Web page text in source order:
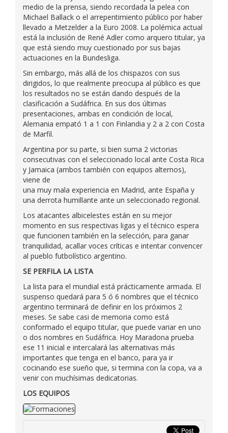
medio de la prensa, siendo recordada la pelea con
Michael Ballack o el arrepentimiento público por haber
llevado a Metzelder a la Euro 2008. La polémica actual
está la inclusión de René Adler como arquero titular, ya
que está siendo muy cuestionado por sus bajas
actuaciones en la Bundesliga.
Sin embargo, más allá de los chispazos con sus
dirigidos, lo que realmente preocupa al público es que
los resultados no se están dando después de la
clasificación a Sudáfrica. En sus dos últimas
presentaciones, ambas en condición de local,
Alemania empató 1 a 1 con Finlandia y 2 a 2 con Costa
de Marfil.
Argentina por su parte, si bien suma 2 victorias
consecutivas con el seleccionado local ante Costa Rica
y Jamaica (ambos también con equipos alternos),
viene de
una muy mala experiencia en Madrid, ante España y
una derrota humillante ante un seleccionado regional.
Los atacantes albicelestes están en su mejor
momento en sus respectivas ligas y el técnico espera
que funcionen también en la selección, para ganar
tranquilidad, acallar voces críticas e intentar convencer
al pueblo futbolístico argentino.
SE PERFILA LA LISTA
La lista para el mundial está prácticamente armada. El
suspenso quedará para 5 ó 6 nombres que el técnico
argentino terminará de definir en los próximos 2
meses. Se sabe casi de memoria como está
conformado el equipo titular, que puede variar en uno
o dos nombres en Sudáfrica. Hoy Maradona prueba
ese 11 inicial e intercalará las alternativas más
importantes que tenga en el banco, para ya ir
cocinando ese sueño que, si termina con la copa, va a
venir con muchísimas dedicatorias.
LOS EQUIPOS